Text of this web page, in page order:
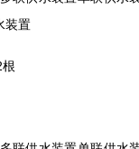
装置